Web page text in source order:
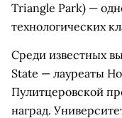
Triangle Park) —
технологических
Среди известных
State — лауреаты
Пулитцеровской
наград.